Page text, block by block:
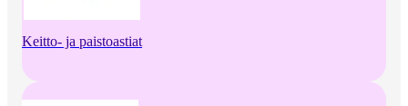
Keitto- ja paistoastiat